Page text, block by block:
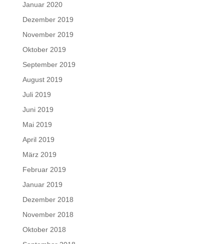
Januar 2020
Dezember 2019
November 2019
Oktober 2019
September 2019
August 2019
Juli 2019
Juni 2019
Mai 2019
April 2019
März 2019
Februar 2019
Januar 2019
Dezember 2018
November 2018
Oktober 2018